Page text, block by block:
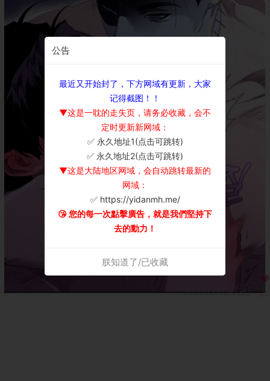
公告
最近又开始封了，下方网域有更新，大家
记得截图！！
▼这是一耽的走失页，请务必收藏，会不
定时更新新网域：
✅ 永久地址1(点击可跳转)
✅ 永久地址2(点击可跳转)
▼这是大陆地区网域，会自动跳转最新的
网域：
✅ https://yidanmh.me/
😘 您的每一次點擊廣告，就是我們堅持下
去的動力！
朕知道了/已收藏